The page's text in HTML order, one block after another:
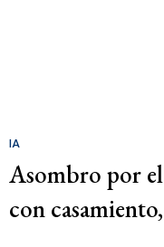
IA
Asombro por
con